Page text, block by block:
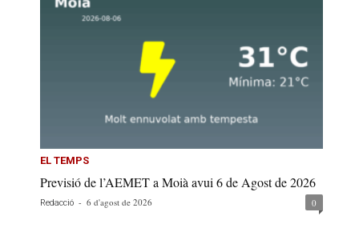
EL TEMPS
Previsió de l’AEMET a Moià avui 6 de Agost de 2026
Redacció - 6 d'agost de 2026 0